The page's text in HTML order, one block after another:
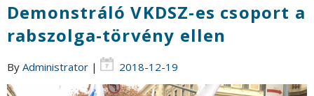
Demonstráló VKDSZ-es csoport a
rabszolga-törvény ellen
By Administrator | 2018-12-19